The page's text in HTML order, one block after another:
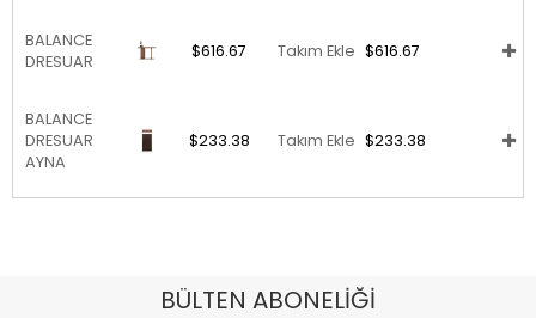
BALANCE
DRESUAR
$616.67 Takım Ekle $616.67
BALANCE
DRESUAR
AYNA
$233.38 Takım Ekle $233.38
BÜLTEN ABONELİĞİ